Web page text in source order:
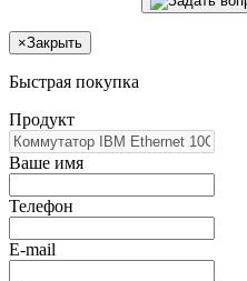
×Закрыть
Быстрая покупка
Продукт
Ваше имя
Телефон
E-mail